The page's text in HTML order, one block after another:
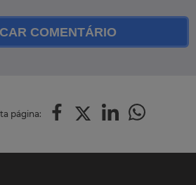
COMENTÁRIO
página: